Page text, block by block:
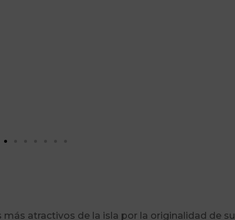
atractivos de la isla por la originalidad de su